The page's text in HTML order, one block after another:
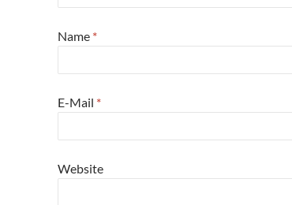
Name *
E-Mail *
Website